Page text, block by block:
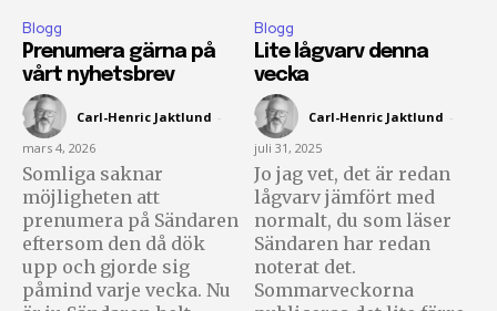
Jag godkänner integritetspolicyn
Ladda ner som PDF
Blogg
Prenumera gärna på
vårt nyhetsbrev
Carl-Henric Jaktlund -
mars 4, 2026
Somliga saknar
möjligheten att
prenumera på Sändaren
eftersom den då dök
upp och gjorde sig
påmind varje vecka. Nu
Blogg
Lite lågvarv denna
vecka
Carl-Henric Jaktlund -
juli 31, 2025
Jo jag vet, det är redan
lågvarv jämfört med
normalt, du som läser
Sändaren har redan
noterat det.
Sommarveckorna